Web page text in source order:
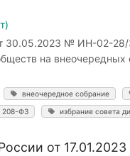
30.05.2023 № ИН-02-
на
внеочередное собрание
208-ФЗ избрание совета
от